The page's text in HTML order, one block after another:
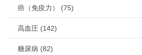
癌（免疫力） (75)
高血圧 (142)
糖尿病 (82)